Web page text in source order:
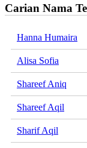
Carian Nama
Hanna Humaira
Alisa Sofia
Shareef Aniq
Shareef Aqil
Sharif Aqil